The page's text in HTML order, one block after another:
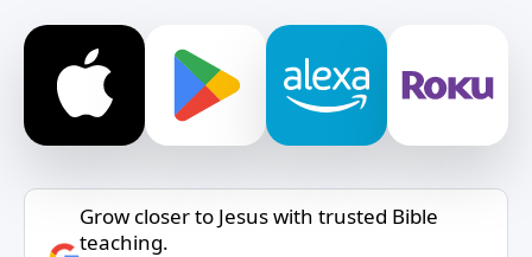
Grow closer to Jesus with trusted Bible
teaching.